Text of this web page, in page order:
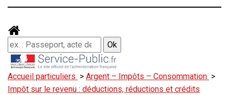
Accueil particuliers > Argent – Impôts – Consommation >
Impôt sur le revenu : déductions, réductions et crédits